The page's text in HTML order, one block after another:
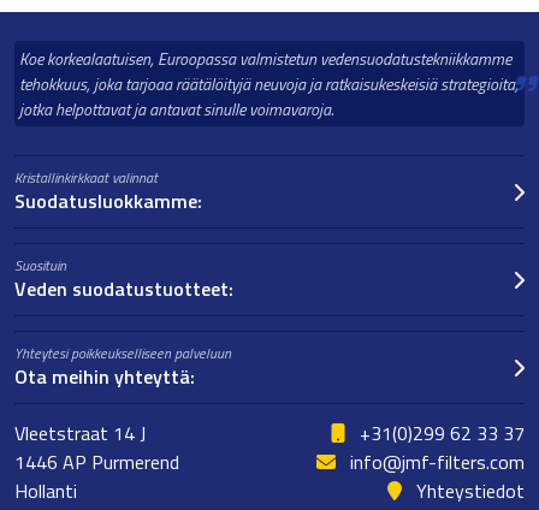
Koe korkealaatuisen, Euroopassa valmistetun vedensuodatustekniikkamme
tehokkuus, joka tarjoaa räätälöityjä neuvoja ja ratkaisukeskeisiä strategioita,
jotka helpottavat ja antavat sinulle voimavaroja.
Kristallinkirkkaat valinnat
Suodatusluokkamme:
Suosituin
Veden suodatustuotteet:
Yhteytesi poikkeukselliseen palveluun
Ota meihin yhteyttä:
Vleetstraat 14 J
1446 AP Purmerend
Hollanti
+31(0)299 62 33 37
info@jmf-filters.com
Yhteystiedot